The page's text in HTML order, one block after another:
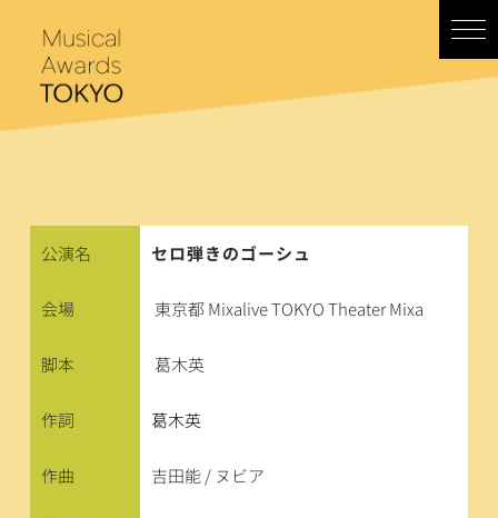
へ
公演名 セロ弾きのゴーシュ
会場 東京都 Mixalive TOKYO Theater Mixa
脚本 葛木英
作詞 葛木英
作曲 吉田能 / ヌビア